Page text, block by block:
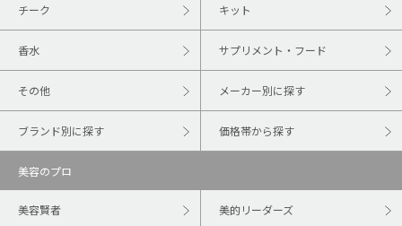
チーク キット
香水 サプリメント・フード
その他 メーカー別に探す
ブランド別に探す 価格帯から探す
美容のプロ
美容賢者 美的リーダーズ